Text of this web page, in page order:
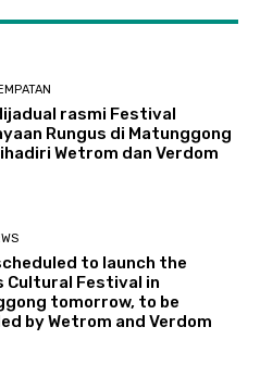
rasmi Festival
Rungus di Matunggong
Wetrom dan Verdom
to launch the
Cultural Festival in
tomorrow, to be
by Wetrom and Verdom